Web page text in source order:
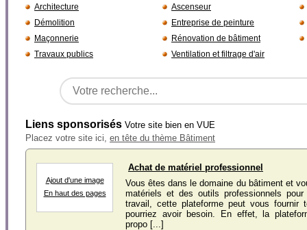
Architecture
Ascenseur
Démolition
Entreprise de peinture
Maçonnerie
Rénovation de bâtiment
Travaux publics
Ventilation et filtrage d'air
Liens sponsorisés Votre site bien en VUE
Placez votre site ici, en tête du thème Bâtiment
Ajout d'une image
En haut des pages
Achat de matériel professionnel
Vous êtes dans le domaine du bâtiment et
matériels et des outils professionnels
travail, cette plateforme peut vous fournir
pourriez avoir besoin. En effet, la
propo [...]